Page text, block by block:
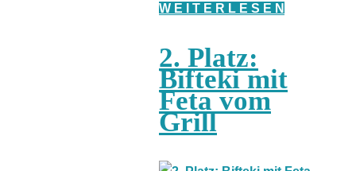
W E I T E R L E S E N
2. Platz:
Bifteki mit
Feta vom
Grill